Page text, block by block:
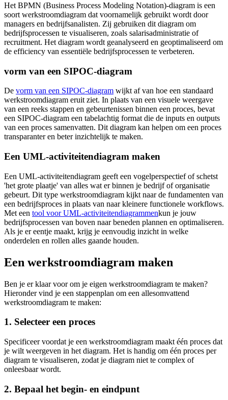
Het BPMN (Business Process Modeling Notation)-diagram is een
soort werkstroomdiagram dat voornamelijk gebruikt wordt door
managers en bedrijfsanalisten. Zij gebruiken dit diagram om
bedrijfsprocessen te visualiseren, zoals salarisadministratie of
recruitment. Het diagram wordt geanalyseerd en geoptimaliseerd om
de efficiency van essentiële bedrijfsprocessen te verbeteren.
vorm van een SIPOC-diagram
De vorm van een SIPOC-diagram wijkt af van hoe een standaard
werkstroomdiagram eruit ziet. In plaats van een visuele weergave
van een reeks stappen en gebeurtenissen binnen een proces, bevat
een SIPOC-diagram een tabelachtig format die de inputs en outputs
van een proces samenvatten. Dit diagram kan helpen om een proces
transparanter en beter inzichtelijk te maken.
Een UML-activiteitendiagram maken
Een UML-activiteitendiagram geeft een vogelperspectief of schetst
'het grote plaatje' van alles wat er binnen je bedrijf of organisatie
gebeurt. Dit type werkstroomdiagram kijkt naar de fundamenten van
een bedrijfsproces in plaats van naar kleinere functionele workflows.
Met een tool voor UML-activiteitendiagrammenkun je jouw
bedrijfsprocessen van boven naar beneden plannen en optimaliseren.
Als je er eentje maakt, krijg je eenvoudig inzicht in welke
onderdelen en rollen alles gaande houden.
Een werkstroomdiagram maken
Ben je er klaar voor om je eigen werkstroomdiagram te maken?
Hieronder vind je een stappenplan om een allesomvattend
werkstroomdiagram te maken:
1. Selecteer een proces
Specificeer voordat je een werkstroomdiagram maakt één proces dat
je wilt weergeven in het diagram. Het is handig om één proces per
diagram te visualiseren, zodat je diagram niet te complex of
onleesbaar wordt.
2. Bepaal het begin- en eindpunt